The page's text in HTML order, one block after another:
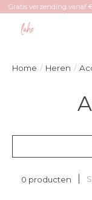
Gratis verzending vanaf
Home / Heren /
0 producten